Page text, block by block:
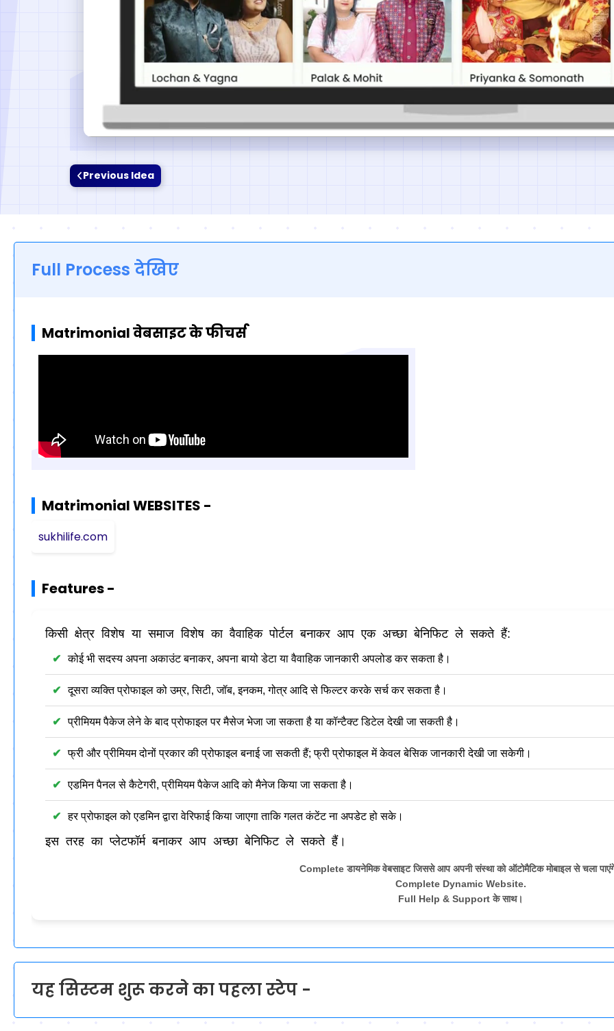
Previous Idea
Full Process देखिए
Matrimonial वेबसाइट के फीचर्स
Matrimonial WEBSITES -
sukhilife.com
Features -
किसी क्षेत्र विशेष या समाज विशेष का वैवाहिक पोर्टल बनाकर आप एक अच्छा बेनिफिट ले सकते हैं:
कोई भी सदस्य अपना अकाउंट बनाकर, अपना बायो डेटा या वैवाहिक जानकारी अपलोड कर सकता है।
दूसरा व्यक्ति प्रोफाइल को उम्र, सिटी, जॉब, इनकम, गोत्र आदि से फिल्टर करके सर्च कर सकता है।
प्रीमियम पैकेज लेने के बाद प्रोफाइल पर मैसेज भेजा जा सकता है या कॉन्टैक्ट डिटेल देखी जा सकती है।
फ्री और प्रीमियम दोनों प्रकार की प्रोफाइल बनाई जा सकती हैं; फ्री प्रोफाइल में केवल बेसिक जानकारी देखी जा सकेगी।
एडमिन पैनल से कैटेगरी, प्रीमियम पैकेज आदि को मैनेज किया जा सकता है।
हर प्रोफाइल को एडमिन द्वारा वेरिफाई किया जाएगा ताकि गलत कंटेंट ना अपडेट हो सके।
इस तरह का प्लेटफॉर्म बनाकर आप अच्छा बेनिफिट ले सकते हैं।
Complete डायनेमिक वेबसाइट जिससे आप अपनी संस्था को ऑटोमैटिक मोबाइल से चला
Complete Dynamic Website.
Full Help & Support के साथ।
यह सिस्टम शुरू करने का पहला स्टेप -
Matrimonial वेबसाइट के लिए -